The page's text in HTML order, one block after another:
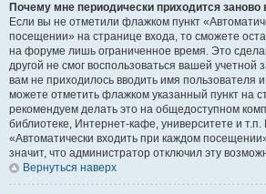
Почему мне периодически приходится заново
Если вы не отметили флажком пункт
посещении» на странице входа, то сможете
на форуме лишь ограниченное время. Это
другой не смог воспользоваться вашей учетной
вам не приходилось вводить имя пользователя
можете отметить флажком указанный пункт на
рекомендуем делать это на общедоступном
библиотеке, Интернет-кафе, университете и т.п.
«Автоматически входить при каждом посещении»
значит, что администратор отключил эту
Вернуться наверх